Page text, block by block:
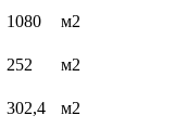
1080
м2
252
м2
302,4
м2